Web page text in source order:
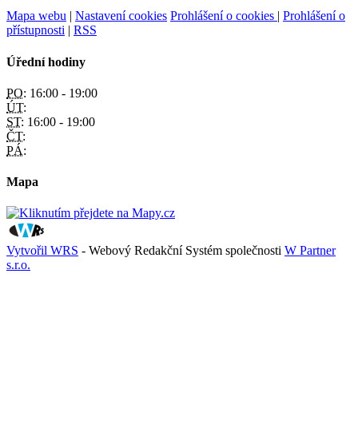
Mapa webu | Nastavení cookies Prohlášení o cookies | Prohlášení o
přístupnosti | RSS
Úřední hodiny
PO: 16:00 - 19:00
ÚT:
ST: 16:00 - 19:00
ČT:
PÁ:
Mapa
Vytvořil WRS - Webový Redakční Systém společnosti W Partner
s.r.o.